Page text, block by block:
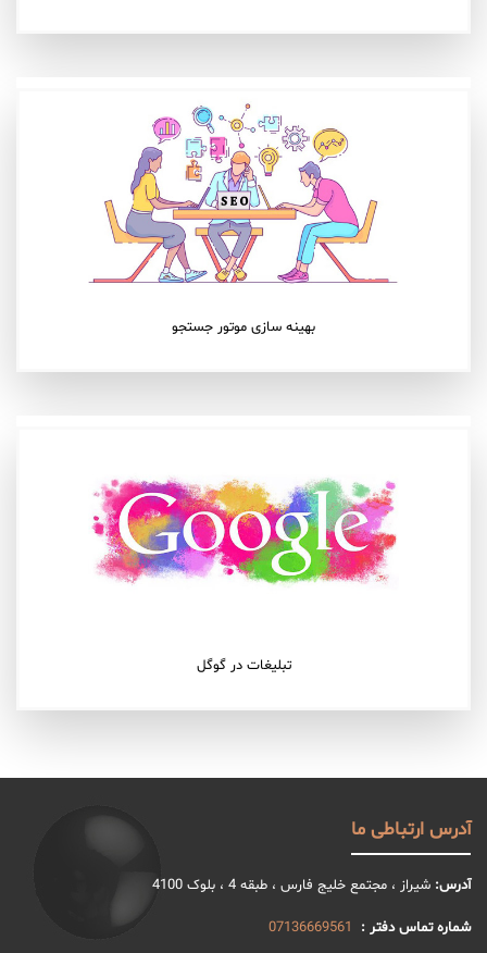
بهینه سازی موتور جستجو
تبلیغات در گوگل
آدرس ارتباطی ما
آدرس: شیراز ، مجتمع خلیج فارس ، طبقه 4 ، بلوک 4100
شماره تماس دفتر : 07136669561